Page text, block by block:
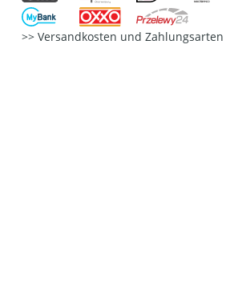
Versandkosten und Zahlungsarten